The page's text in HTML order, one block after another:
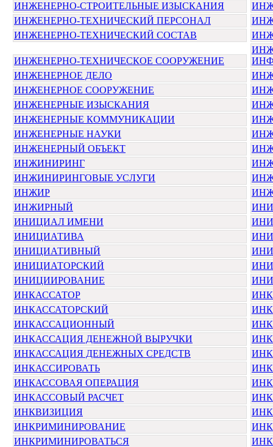
ИНЖЕНЕРНО-СТРОИТЕЛЬНЫЕ ИЗЫСКАНИЯ
ИНЖЕНЕРНО-ТЕХНИЧЕСКИЙ ПЕРСОНАЛ
ИНЖЕНЕРНО-ТЕХНИЧЕСКИЙ СОСТАВ
ИНЖЕНЕРНО-ТЕХНИЧЕСКОЕ СООРУЖЕНИЕ
ИНЖЕНЕРНОЕ ДЕЛО
ИНЖЕНЕРНОЕ СООРУЖЕНИЕ
ИНЖЕНЕРНЫЕ ИЗЫСКАНИЯ
ИНЖЕНЕРНЫЕ КОММУНИКАЦИИ
ИНЖЕНЕРНЫЕ НАУКИ
ИНЖЕНЕРНЫЙ ОБЪЕКТ
ИНЖИНИРИНГ
ИНЖИНИРИНГОВЫЕ УСЛУГИ
ИНЖИР
ИНЖИРНЫЙ
ИНИЦИАЛ ИМЕНИ
ИНИЦИАТИВА
ИНИЦИАТИВНЫЙ
ИНИЦИАТОРСКИЙ
ИНИЦИИРОВАНИЕ
ИНКАССАТОР
ИНКАССАТОРСКИЙ
ИНКАССАЦИОННЫЙ
ИНКАССАЦИЯ ДЕНЕЖНОЙ ВЫРУЧКИ
ИНКАССАЦИЯ ДЕНЕЖНЫХ СРЕДСТВ
ИНКАССИРОВАТЬ
ИНКАССОВАЯ ОПЕРАЦИЯ
ИНКАССОВЫЙ РАСЧЕТ
ИНКВИЗИЦИЯ
ИНКРИМИНИРОВАНИЕ
ИНКРИМИНИРОВАТЬСЯ